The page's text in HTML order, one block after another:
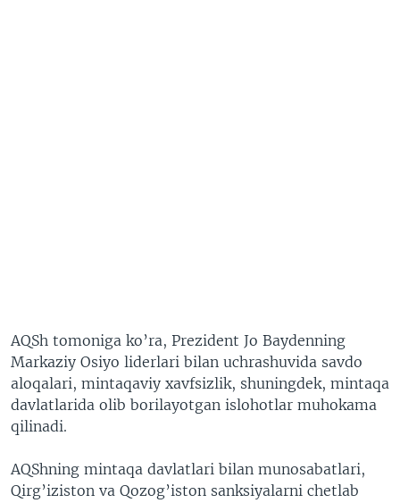
AQSh tomoniga ko’ra, Prezident Jo Baydenning
Markaziy Osiyo liderlari bilan uchrashuvida savdo
aloqalari, mintaqaviy xavfsizlik, shuningdek, mintaqa
davlatlarida olib borilayotgan islohotlar muhokama
qilinadi.
AQShning mintaqa davlatlari bilan munosabatlari,
Qirg’iziston va Qozog’iston sanksiyalarni chetlab